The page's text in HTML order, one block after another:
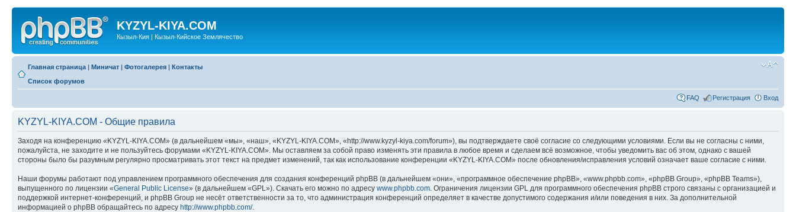
KYZYL-KIYA.COM
Кызыл-Кия | Кызыл-Кийское Землячество
Главная страница | Миничат | Фотогалерея | Контакты
Список форумов
FAQ Регистрация Вход
KYZYL-KIYA.COM - Общие правила
Заходя на конференцию «KYZYL-KIYA.COM» (в дальнейшем «мы», «наш», «KYZYL-KIYA.COM», «http://www.kyzyl-kiya.com/forum»), вы подтверждаете своё согласие со следующими условиями. Если вы не согласны с ними,
пожалуйста, не заходите и не пользуйтесь форумами «KYZYL-KIYA.COM». Мы оставляем за собой право изменять эти правила в любое время и сделаем всё возможное, чтобы уведомить вас об этом, однако с вашей
стороны было бы разумным регулярно просматривать этот текст на предмет изменений, так как использование конференции «KYZYL-KIYA.COM» после обновления/исправления условий означает ваше согласие с ними.
Наши форумы работают под управлением программного обеспечения для создания конференций phpBB (в дальнейшем «они», «программное обеспечение phpBB», «www.phpbb.com», «phpBB Group», «phpBB Teams»),
выпущенного по лицензии «General Public License» (в дальнейшем «GPL»). Скачать его можно по адресу www.phpbb.com . Ограничения лицензии GPL для программного обеспечения phpBB строго связаны с организацией и
поддержкой интернет-конференций, и phpBB Group не несёт ответственности за то, что администрация конференций определяет в качестве допустимого содержания и/или поведения в них. За дополнительной
информацией о phpBB обращайтесь по адресу http://www.phpbb.com/.